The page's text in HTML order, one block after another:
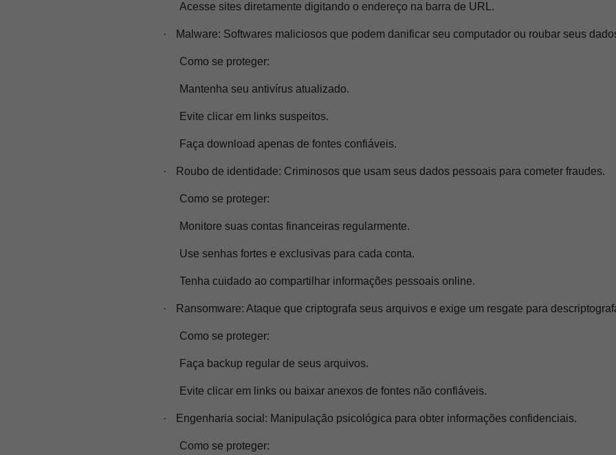
Acesse sites diretamente digitando o endereço na barra de URL.
· Malware: Softwares maliciosos que podem danificar seu computador ou roubar seus
Como se proteger:
Mantenha seu antivírus atualizado.
Evite clicar em links suspeitos.
Faça download apenas de fontes confiáveis.
· Roubo de identidade: Criminosos que usam seus dados pessoais para cometer fraudes.
Como se proteger:
Monitore suas contas financeiras regularmente.
Use senhas fortes e exclusivas para cada conta.
Tenha cuidado ao compartilhar informações pessoais online.
· Ransomware: Ataque que criptografa seus arquivos e exige um resgate para
Como se proteger:
Faça backup regular de seus arquivos.
Evite clicar em links ou baixar anexos de fontes não confiáveis.
· Engenharia social: Manipulação psicológica para obter informações confidenciais.
Como se proteger: